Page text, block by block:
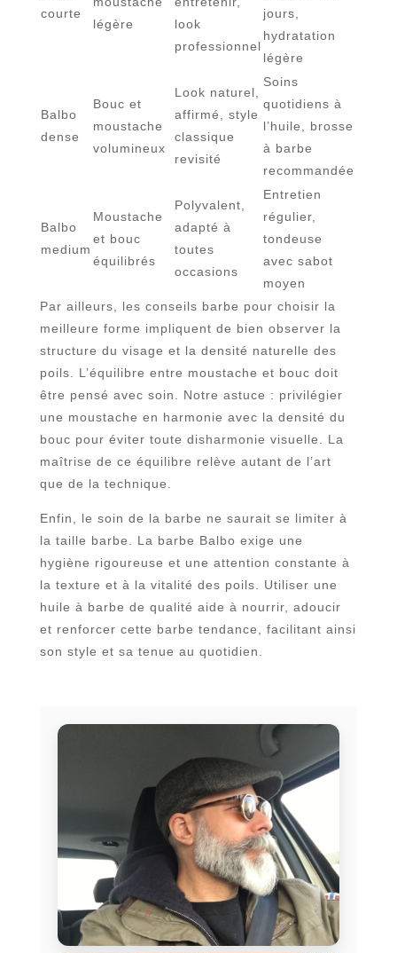
courte
légère
look
professionnel
jours,
hydratation
légère
Balbo
dense
Bouc et
moustache
volumineux
Look naturel,
affirmé, style
classique
revisité
Soins
quotidiens à
l’huile, brosse
à barbe
recommandée
Balbo
medium
Moustache
et bouc
équilibrés
Polyvalent,
adapté à
toutes
occasions
Entretien
régulier,
tondeuse
avec sabot
moyen
Par ailleurs, les conseils barbe pour choisir la
meilleure forme impliquent de bien observer la
structure du visage et la densité naturelle des
poils. L’équilibre entre moustache et bouc doit
être pensé avec soin. Notre astuce : privilégier
une moustache en harmonie avec la densité du
bouc pour éviter toute disharmonie visuelle. La
maîtrise de ce équilibre relève autant de l’art
que de la technique.
Enfin, le soin de la barbe ne saurait se limiter à
la taille barbe. La barbe Balbo exige une
hygiène rigoureuse et une attention constante à
la texture et à la vitalité des poils. Utiliser une
huile à barbe de qualité aide à nourrir, adoucir
et renforcer cette barbe tendance, facilitant ainsi
son style et sa tenue au quotidien.